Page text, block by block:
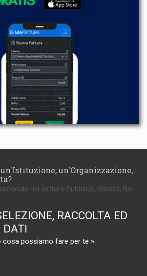
un'Organizzazione,
nel settore Pubblico, Privato, No-
RACCOLTA ED
cosa possiamo fare per te »